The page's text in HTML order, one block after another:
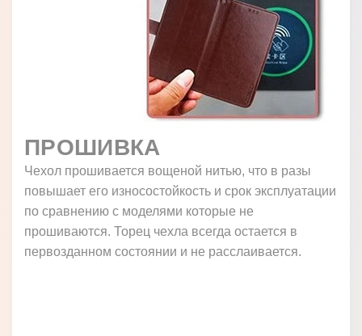
ПРОШИВКА
Чехол прошивается вощеной нитью, что в разы
повышает его износостойкость и срок эксплуатации
по сравнению с моделями которые не
прошиваются. Торец чехла всегда остается в
первозданном состоянии и не расслаивается.